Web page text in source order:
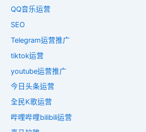
QQ音乐运营
SEO
Telegram运营推广
tiktok运营
youtube运营推广
今日头条运营
全民K歌运营
哔哩哔哩bilibili运营